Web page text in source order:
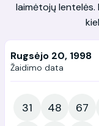
laimėtojų lentelės.
Rugsėjo 20, 1998
Žaidimo data
31 48 67